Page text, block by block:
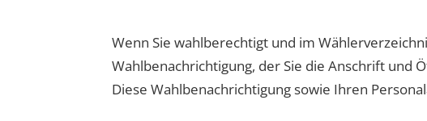
Wenn Sie wahlberechtigt und im
Wahlbenachrichtigung, der Sie die Anschrift und
Diese Wahlbenachrichtigung sowie Ihren